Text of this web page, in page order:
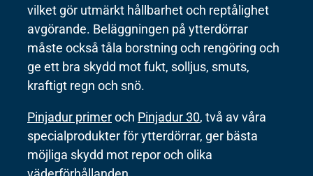
vilket gör utmärkt hållbarhet och reptålighet
avgörande. Beläggningen på ytterdörrar
måste också tåla borstning och rengöring och
ge ett bra skydd mot fukt, solljus, smuts,
kraftigt regn och snö.
Pinjadur primeroch Pinjadur 30, två av våra
specialprodukter för ytterdörrar, ger bästa
möjliga skydd mot repor och olika